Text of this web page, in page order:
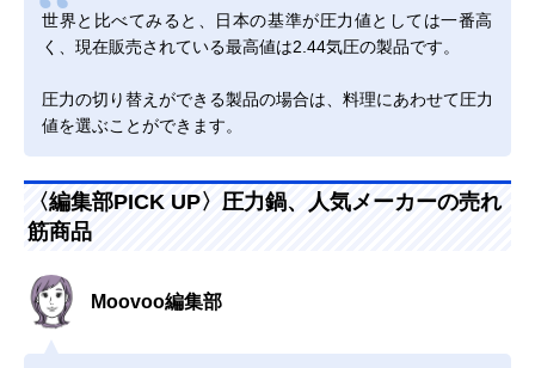
世界と比べてみると、日本の基準が圧力値としては一番高
く、現在販売されている最高値は2.44気圧の製品です。
圧力の切り替えができる製品の場合は、料理にあわせて圧力
値を選ぶことができます。
〈編集部PICK UP〉圧力鍋、人気メーカーの売れ
筋商品
Moovoo編集部